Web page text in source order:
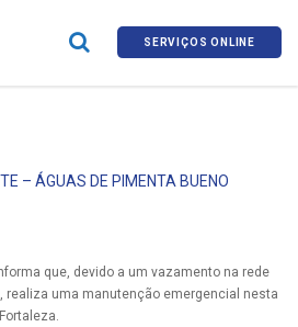
SERVIÇOS ONLINE
– ÁGUAS DE PIMENTA BUENO
que, devido a um vazamento na rede
realiza uma manutenção emergencial nesta